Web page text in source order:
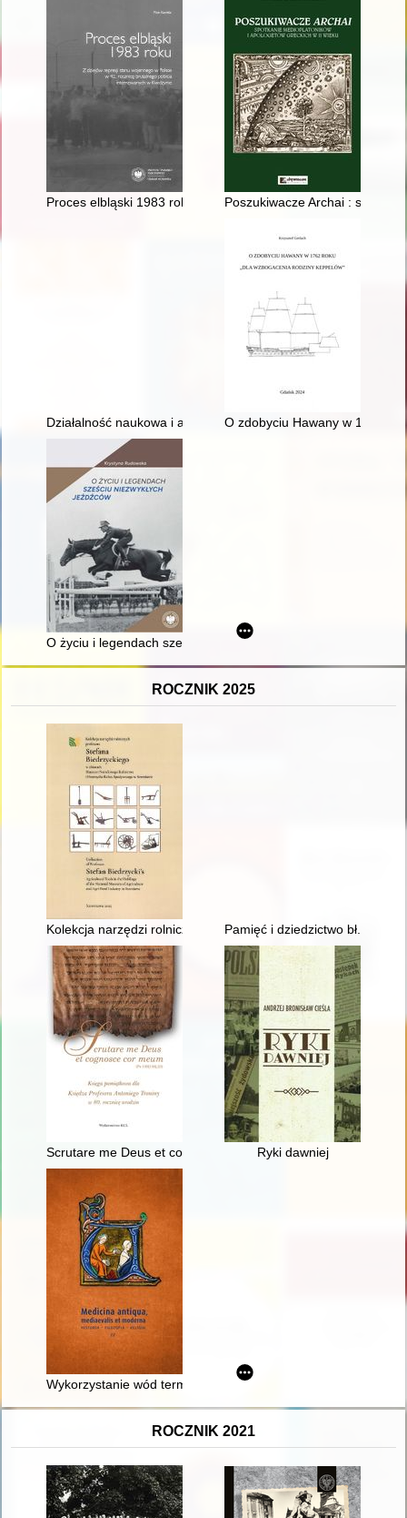
Proces elbląski 1983 roku : z dziejów represji stanu
Poszukiwacze Archai :
Działalność naukowa i akademicka polskich oblatów
O zdobyciu Hawany w 1762
O życiu i legendach sześciu niezwykłych jeźdźców
ROCZNIK 2025
Kolekcja narzędzi rolniczych profesora Stefana
Pamięć i dziedzictwo bł.
Scrutare me Deus et cognosce cor meum" (Ps 139[138],23)
Ryki dawniej
Wykorzystanie wód termalnych do celów leczniczych w
ROCZNIK 2021